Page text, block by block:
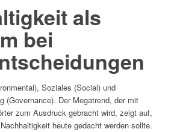
als
bei
Soziales (Social) und
(Governance). Der Megatrend, der mit
zum Ausdruck gebracht wird, zeigt auf,
heute gedacht werden sollte.